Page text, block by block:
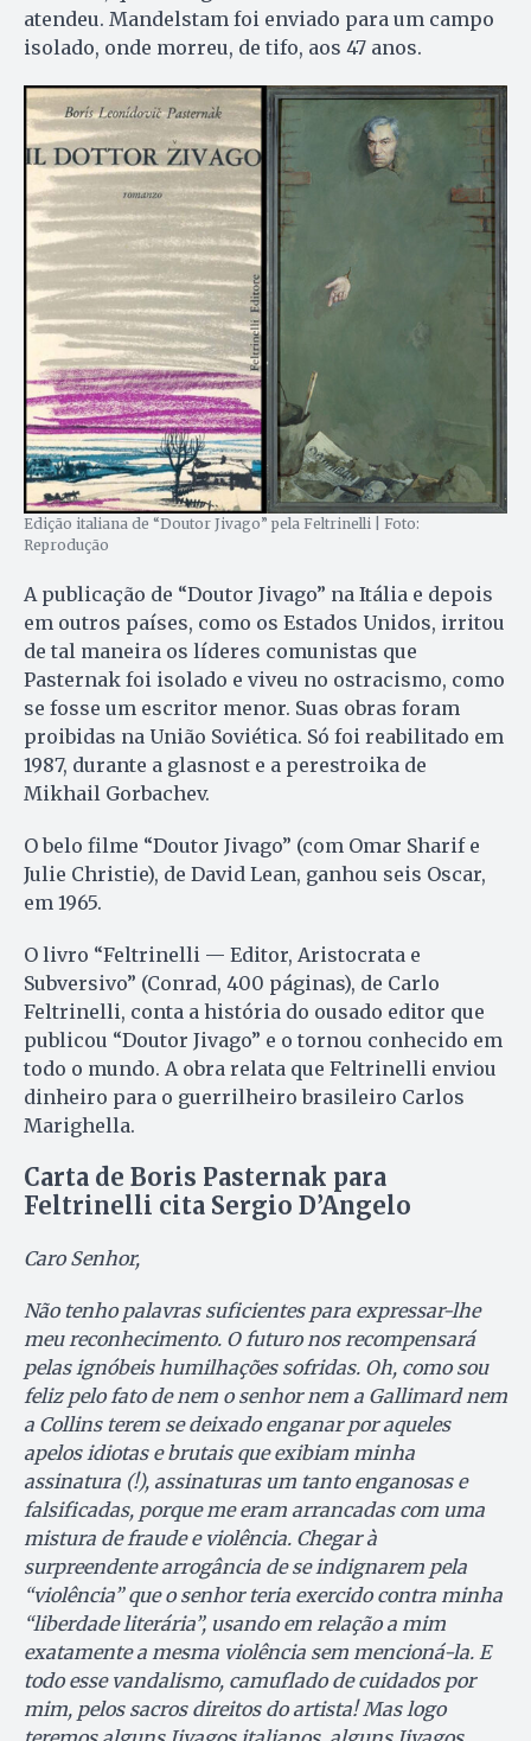
atendeu. Mandelstam foi enviado para um campo
isolado, onde morreu, de tifo, aos 47 anos.
Edição italiana de “Doutor Jivago” pela Feltrinelli | Foto:
Reprodução
A publicação de “Doutor Jivago” na Itália e depois
em outros países, como os Estados Unidos, irritou
de tal maneira os líderes comunistas que
Pasternak foi isolado e viveu no ostracismo, como
se fosse um escritor menor. Suas obras foram
proibidas na União Soviética. Só foi reabilitado em
1987, durante a glasnost e a perestroika de
Mikhail Gorbachev.
O belo filme “Doutor Jivago” (com Omar Sharif e
Julie Christie), de David Lean, ganhou seis Oscar,
em 1965.
O livro “Feltrinelli — Editor, Aristocrata e
Subversivo” (Conrad, 400 páginas), de Carlo
Feltrinelli, conta a história do ousado editor que
publicou “Doutor Jivago” e o tornou conhecido em
todo o mundo. A obra relata que Feltrinelli enviou
dinheiro para o guerrilheiro brasileiro Carlos
Marighella.
Carta de Boris Pasternak para
Feltrinelli cita Sergio D’Angelo
Caro Senhor,
Não tenho palavras suficientes para expressar-lhe
meu reconhecimento. O futuro nos recompensará
pelas ignóbeis humilhações sofridas. Oh, como sou
feliz pelo fato de nem o senhor nem a Gallimard nem
a Collins terem se deixado enganar por aqueles
apelos idiotas e brutais que exibiam minha
assinatura (!), assinaturas um tanto enganosas e
falsificadas, porque me eram arrancadas com uma
mistura de fraude e violência. Chegar à
surpreendente arrogância de se indignarem pela
“violência” que o senhor teria exercido contra minha
“liberdade literária”, usando em relação a mim
exatamente a mesma violência sem mencioná-la. E
todo esse vandalismo, camuflado de cuidados por
mim, pelos sacros direitos do artista! Mas logo